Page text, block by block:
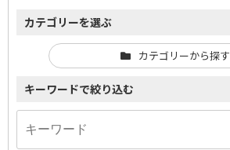
カテゴリーを選ぶ
カテゴリーから探す
キーワードで絞り込む